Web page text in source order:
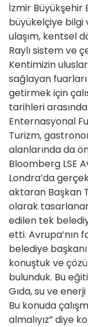
İzmir Büyükşehir
büyükelçiye bilgi
ulaşım, kentsel
Raylı sistem ve
Kentimizin
sağlayan
getirmek için
tarihleri
Enternasyonal
Turizm,
alanlarında da
Bloomberg LSE
Londra’da
aktaran Başkan
olarak
edilen tek
etti. Avrupa’nın
belediye
konuştuk ve
bulunduk. Bu
Gıda, su ve
Bu konuda
almalıyız” diye